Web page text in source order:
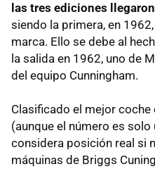
las tres ediciones
siendo la primera, en
marca. Ello se debe al
la salida en 1962, uno de
del equipo Cunningham.
Clasificado el mejor
(aunque el número es
considera posición real si
máquinas de Briggs